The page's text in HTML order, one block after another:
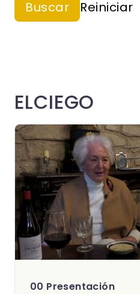
ELCIEGO
00 Presentación